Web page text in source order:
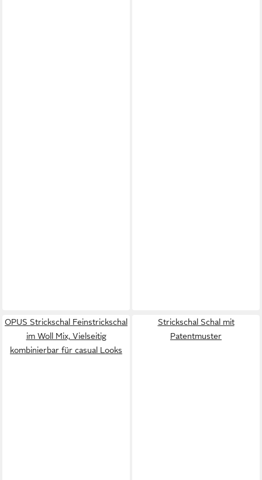
OPUS Strickschal Feinstrickschal
im Woll Mix, Vielseitig
kombinierbar für casual Looks
Strickschal Schal mit
Patentmuster